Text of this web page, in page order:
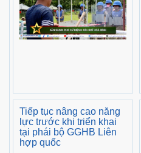
Tiếp tục nâng cao năng
lực trước khi triển khai
tại phái bộ GGHB Liên
hợp quốc